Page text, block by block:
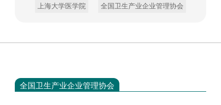
上海大学医学院 全国卫生产业企业管理协会
全国卫生产业企业管理协会